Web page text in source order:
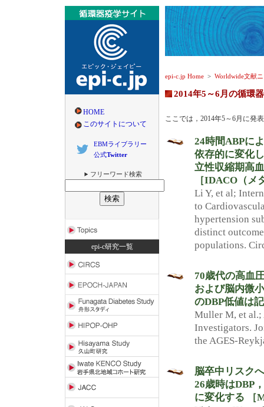
HOME
このサイトについて
EBMライブラリー
公式Twitter
フリーワード検索
epi-c研究一覧
epi-c.jp Home > Worldwide文献
2014年5～6月の循環
ここでは，2014年5～6月に発
24時間ABPに
依存的に変化
立性収縮期高
［IDACO（メ
Li Y, et al;
to
hypertension
distinct
populations.
70歳代の高血
および脳内微
のDBP低値は
Muller M, et al.;
Investigators.
the AGES-
脳卒中リスク
26歳時はDBP
に変化する ［